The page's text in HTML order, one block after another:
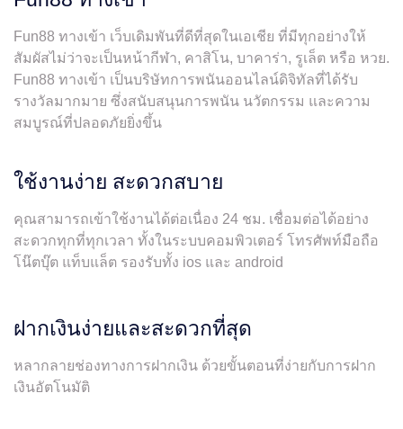
Fun88 ทางเข้า เว็บเดิมพันที่ดีที่สุดในเอเชีย ที่มีทุกอย่างให้
สัมผัสไม่ว่าจะเป็นหน้ากีฬา, คาสิโน, บาคาร่า, รูเล็ต หรือ หวย.
Fun88 ทางเข้า เป็นบริษัทการพนันออนไลน์ดิจิทัลที่ได้รับ
รางวัลมากมาย ซึ่งสนับสนุนการพนัน นวัตกรรม และความ
สมบูรณ์ที่ปลอดภัยยิ่งขึ้น
ใช้งานง่าย สะดวกสบาย
คุณสามารถเข้าใช้งานได้ต่อเนื่อง 24 ชม. เชื่อมต่อได้อย่าง
สะดวกทุกที่ทุกเวลา ทั้งในระบบคอมพิวเตอร์ โทรศัพท์มือถือ
โน๊ตบุ๊ต แท็บแล็ต รองรับทั้ง ios และ android
ฝากเงินง่ายและสะดวกที่สุด
หลากลายช่องทางการฝากเงิน ด้วยขั้นตอนที่ง่ายกับการฝาก
เงินอัตโนมัติ